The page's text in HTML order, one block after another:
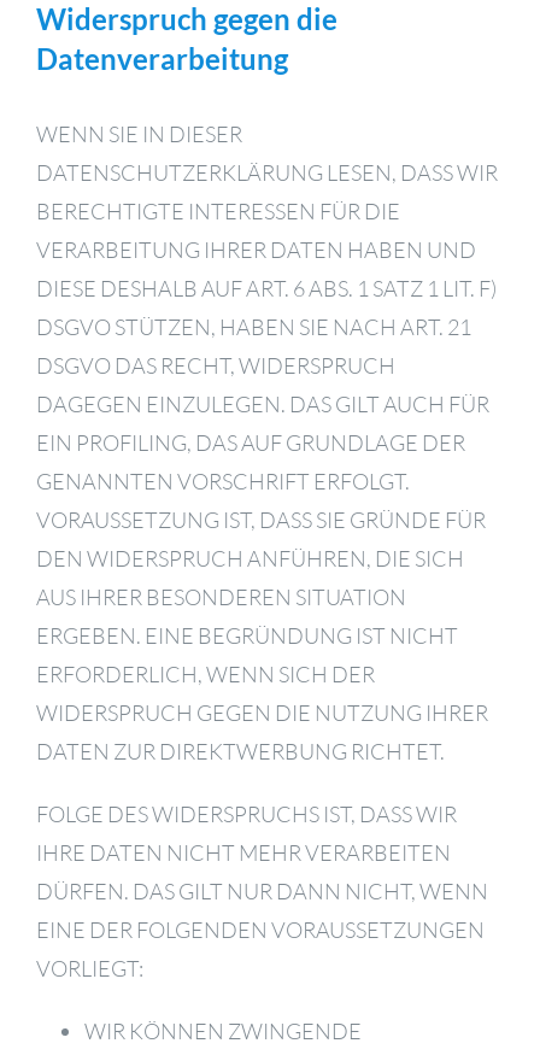
Widerspruch gegen die
Datenverarbeitung
WENN SIE IN DIESER
DATENSCHUTZERKLÄRUNG LESEN, DASS WIR
BERECHTIGTE INTERESSEN FÜR DIE
VERARBEITUNG IHRER DATEN HABEN UND
DIESE DESHALB AUF ART. 6 ABS. 1 SATZ 1 LIT. F)
DSGVO STÜTZEN, HABEN SIE NACH ART. 21
DSGVO DAS RECHT, WIDERSPRUCH
DAGEGEN EINZULEGEN. DAS GILT AUCH FÜR
EIN PROFILING, DAS AUF GRUNDLAGE DER
GENANNTEN VORSCHRIFT ERFOLGT.
VORAUSSETZUNG IST, DASS SIE GRÜNDE FÜR
DEN WIDERSPRUCH ANFÜHREN, DIE SICH
AUS IHRER BESONDEREN SITUATION
ERGEBEN. EINE BEGRÜNDUNG IST NICHT
ERFORDERLICH, WENN SICH DER
WIDERSPRUCH GEGEN DIE NUTZUNG IHRER
DATEN ZUR DIREKTWERBUNG RICHTET.
FOLGE DES WIDERSPRUCHS IST, DASS WIR
IHRE DATEN NICHT MEHR VERARBEITEN
DÜRFEN. DAS GILT NUR DANN NICHT, WENN
EINE DER FOLGENDEN VORAUSSETZUNGEN
VORLIEGT:
WIR KÖNNEN ZWINGENDE